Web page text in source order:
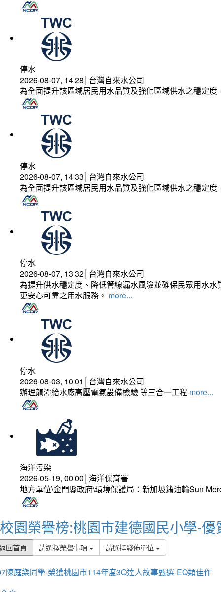
停水
2026-08-07, 14:28│台灣自來水公司
為全面提升該區域居民用水品質及強化區域供水之穩定
停水
2026-08-07, 14:33│台灣自來水公司
為全面提升該區域居民用水品質及強化區域供水之穩定
停水
2026-08-07, 13:32│台灣自來水公司
為提升供水穩定度、降低管線漏水風險並確保民眾用水
更安心可靠之用水服務。 more...
停水
2026-08-03, 10:01│台灣自來水公司
辦理龍潭給水廠高壓電氣設備檢驗 等三合一工程 more...
海洋污染
2026-05-19, 00:00│海洋保育署
地方單位\金門縣政府\環境保護局：新加坡籍油輪Sun
校園榮譽榜:桃園市建德國民小學-優
回首頁 請選擇榮譽事項 請選擇發佈單位
陳庭樂同學-榮獲桃園市114年度3Q達人故事甄選-EQ類佳作